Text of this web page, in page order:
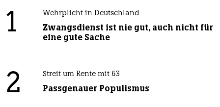
1 Wehrplicht in Deutschland
Zwangsdienst ist nie gut, auch nicht für
eine gute Sache
2 Streit um Rente mit 63
Passgenauer Populismus